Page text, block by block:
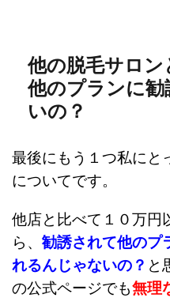
他の脱毛サロン
他のプランに
いの？
最後にもう１つ私にと
についてです。
他店と比べて１０万円
ら、 勧誘されて他のプ
れるんじゃないの？ と
の公式ページでも無理